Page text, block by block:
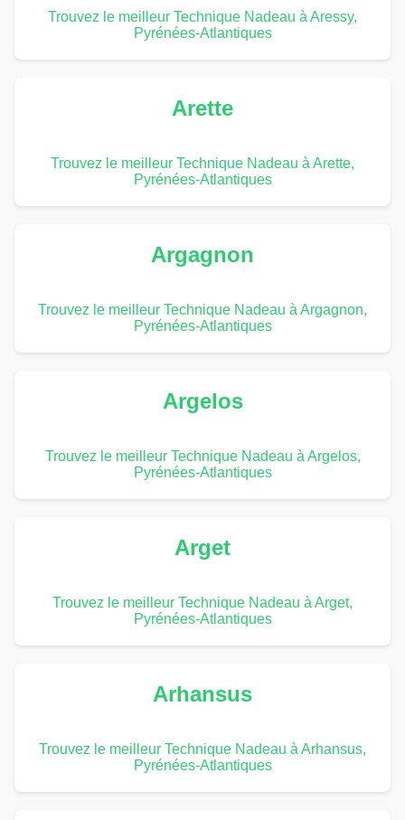
Trouvez le meilleur Technique Nadeau à Aressy,
Pyrénées-Atlantiques
Arette
Trouvez le meilleur Technique Nadeau à Arette,
Pyrénées-Atlantiques
Argagnon
Trouvez le meilleur Technique Nadeau à Argagnon,
Pyrénées-Atlantiques
Argelos
Trouvez le meilleur Technique Nadeau à Argelos,
Pyrénées-Atlantiques
Arget
Trouvez le meilleur Technique Nadeau à Arget,
Pyrénées-Atlantiques
Arhansus
Trouvez le meilleur Technique Nadeau à Arhansus,
Pyrénées-Atlantiques